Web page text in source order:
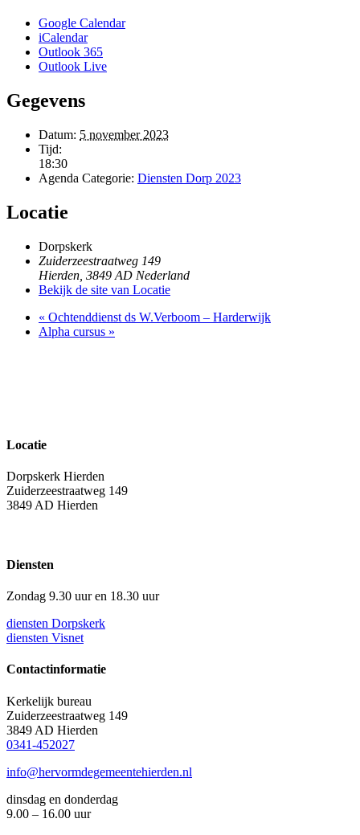
Google Calendar
iCalendar
Outlook 365
Outlook Live
Gegevens
Datum: 5 november 2023
Tijd:
18:30
Agenda Categorie: Diensten Dorp 2023
Locatie
Dorpskerk
Zuiderzeestraatweg 149
Hierden 3849 AD Nederland
Bekijk de site van Locatie
« Ochtenddienst ds W.Verboom – Harderwijk
Alpha cursus »
Locatie
Dorpskerk Hierden
Zuiderzeestraatweg 149
3849 AD Hierden
Diensten
Zondag 9.30 uur en 18.30 uur
diensten Dorpskerk
diensten Visnet
Contactinformatie
Kerkelijk bureau
Zuiderzeestraatweg 149
3849 AD Hierden
0341-452027
info@hervormdegemeentehierden.nl
dinsdag en donderdag
9.00 – 16.00 uur